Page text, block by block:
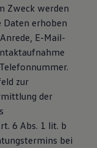
Zweck werden
Daten erhoben
E-Mail-
zur
der
6 Abs. 1 lit. b
bei